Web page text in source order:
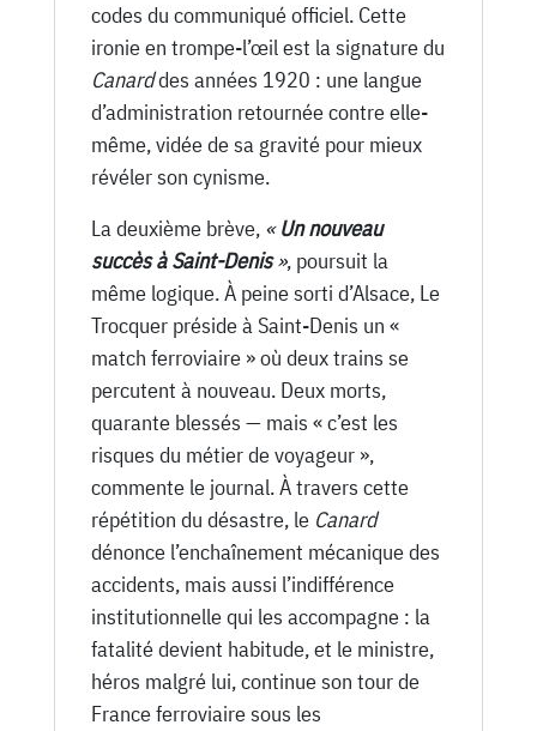
codes du communiqué officiel. Cette
ironie en trompe-l’œil est la signature du
Canarddes années 1920 : une langue
d’administration retournée contre elle-
même, vidée de sa gravité pour mieux
révéler son cynisme.
La deuxième brève, «Un nouveau
succès à Saint-Denis», poursuit la
même logique. À peine sorti d’Alsace, Le
Trocquer préside à Saint-Denis un «
match ferroviaire » où deux trains se
percutent à nouveau. Deux morts,
quarante blessés — mais « c’est les
risques du métier de voyageur »,
commente le journal. À travers cette
répétition du désastre, le Canard
dénonce l’enchaînement mécanique des
accidents, mais aussi l’indifférence
institutionnelle qui les accompagne : la
fatalité devient habitude, et le ministre,
héros malgré lui, continue son tour de
France ferroviaire sous les